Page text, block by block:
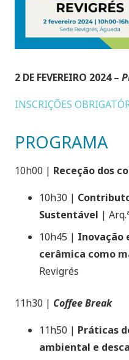
2 DE FEVEREIRO 2024 –
INSCRIÇÕES
PROGRAMA
10h00 | Receção dos
10h30 |
Sustentável |
10h45 | Inovação
cerâmica como
Revigrés
11h30 | Coffee Break
11h50 | Práticas
ambiental e